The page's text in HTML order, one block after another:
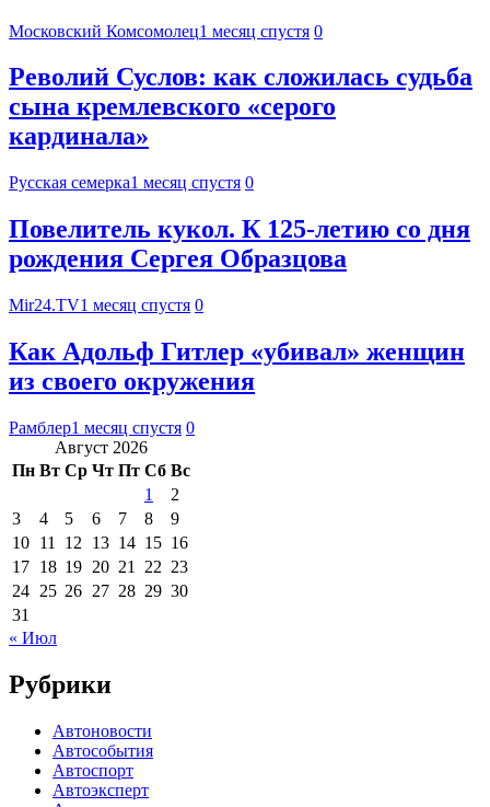
Московский Комсомолец1 месяц спустя 0
Револий Суслов: как сложилась судьба
сына кремлевского «серого
кардинала»
Русская семерка1 месяц спустя 0
Повелитель кукол. К 125-летию со дня
рождения Сергея Образцова
Mir24.TV1 месяц спустя 0
Как Адольф Гитлер «‎убивал» женщин
из своего окружения
Рамблер1 месяц спустя 0
Август 2026
Пн Вт Ср Чт Пт Сб Вс
1
2
3
4 5 6 7 8
9
10 11 12 13 14 15 16
17 18 19 20 21 22 23
24 25 26 27 28 29 30
31
« Июл
Рубрики
Автоновости
Автособытия
Автоспорт
Автоэксперт